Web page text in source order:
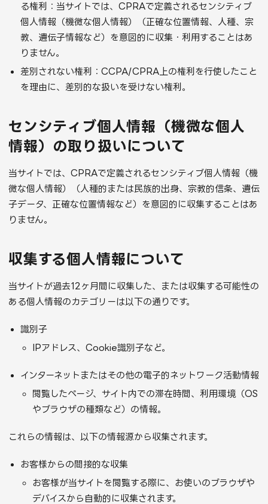
る権利：当サイトでは、CPRAで定義されるセンシティブ
個人情報（機微な個人情報）（正確な位置情報、人種、宗
教、遺伝子情報など）を意図的に収集・利用することはあ
りません。
差別されない権利：CCPA/CPRA上の権利を行使したこと
を理由に、差別的な扱いを受けない権利。
センシティブ個人情報（機微な個人
情報）の取り扱いについて
当サイトでは、CPRAで定義されるセンシティブ個人情報（機
微な個人情報）（人種的または民族的出身、宗教的信条、遺伝
子データ、正確な位置情報など）を意図的に収集することはあ
りません。
収集する個人情報について
当サイトが過去12ヶ月間に収集した、または収集する可能性の
ある個人情報のカテゴリーは以下の通りです。
識別子
IPアドレス、Cookie識別子など。
インターネットまたはその他の電子的ネットワーク活動情報
閲覧したページ、サイト内での滞在時間、利用環境（OS
やブラウザの種類など）の情報。
これらの情報は、以下の情報源から収集されます。
お客様からの間接的な収集
お客様が当サイトを閲覧する際に、お使いのブラウザや
デバイスから自動的に収集されます。